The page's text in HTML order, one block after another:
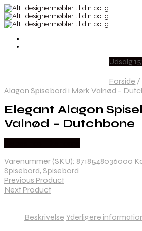
Udsalg
Forside /
Alagon Spisebord i Mørk Valnød –
Elegant Alagon
Valnød – Dutchbone
Varenummer (SKU): 8718548036000
Spisebord, Spisebord
Previous Product
Next Product
Beskrivelse Yderligere